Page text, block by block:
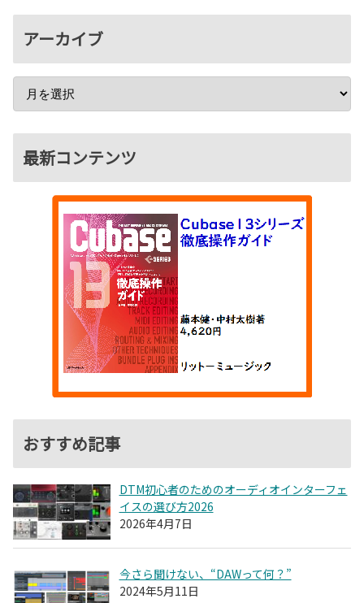
アーカイブ
最新コンテンツ
おすすめ記事
DTM初心者のためのオーディオインターフェ
イスの選び方2026
2026年4月7日
今さら聞けない、“DAWって何？”
2024年5月11日